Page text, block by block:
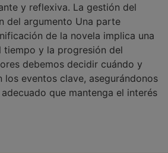
y reflexiva. La gestión del
del argumento Una parte
de la novela implica una
tiempo y la progresión del
debemos decidir cuándo y
los eventos clave, asegurándonos
que mantenga el interés